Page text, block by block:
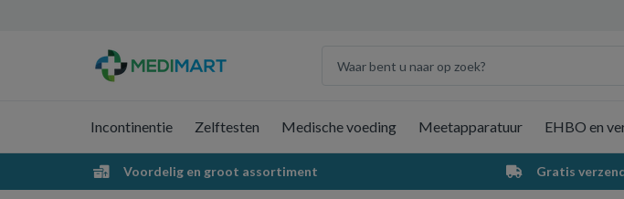
Incontinentie Zelftesten Medische voeding Meetapparatuur EHBO en
Voordelig en groot assortiment Gratis